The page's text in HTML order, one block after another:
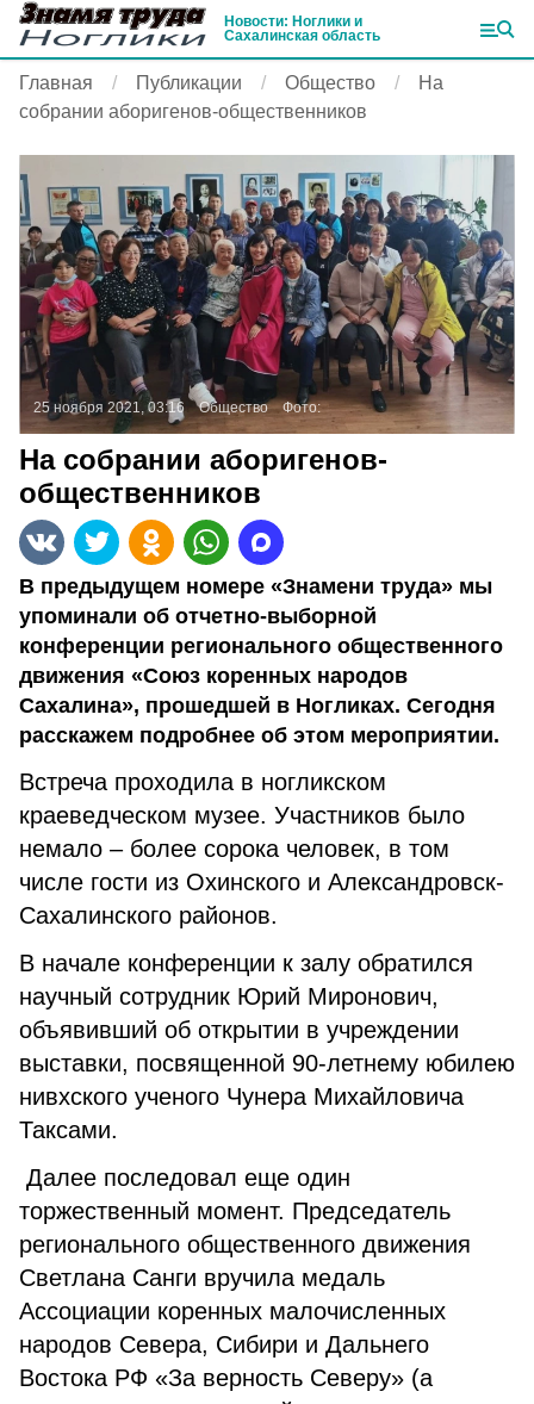
Новости: Ноглики и
Сахалинская область
Главная Публикации Общество
На
собрании аборигенов-общественников
25 ноября 2021, 03:16 Общество Фото:
На собрании аборигенов-
общественников
В предыдущем номере «Знамени труда» мы
упоминали об отчетно-выборной
конференции регионального общественного
движения «Союз коренных народов
Сахалина», прошедшей в Ногликах. Сегодня
расскажем подробнее об этом мероприятии.
Встреча проходила в ногликском
краеведческом музее. Участников было
немало – более сорока человек, в том
числе гости из Охинского и Александровск-
Сахалинского районов.
В начале конференции к залу обратился
научный сотрудник Юрий Миронович,
объявивший об открытии в учреждении
выставки, посвященной 90-летнему юбилею
нивхского ученого Чунера Михайловича
Таксами.
Далее последовал еще один
торжественный момент. Председатель
регионального общественного движения
Светлана Санги вручила медаль
Ассоциации коренных малочисленных
народов Севера, Сибири и Дальнего
Востока РФ «За верность Северу» (а